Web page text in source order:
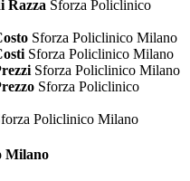
Razza Sforza Policlinico
Sforza Policlinico Milano
Sforza Policlinico Milano
Sforza Policlinico Milano
Sforza Policlinico
Policlinico Milano
Milano